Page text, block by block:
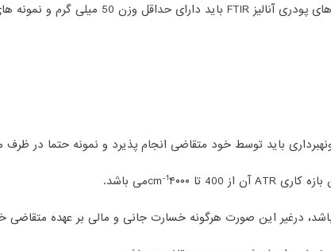
باید توسط خود متقاضی انجام پذیرد و نمونه حتما در
-1۴۰۰۰می باشد.
درغیر این صورت هرگونه خسارت جانی و مالی بر عهده متقاضی